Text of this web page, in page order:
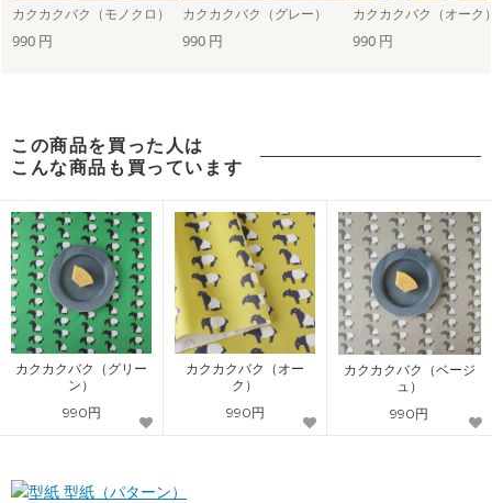
カクカクバク（モノクロ） カクカクバク（グレー） カクカクバク（オーク
990 円 990 円 990 円
この商品を買った人は
こんな商品も買っています
カクカクバク（グリー
ン）
990円
カクカクバク（オー
ク）
990円
カクカクバク（ベージ
ュ）
990円
型紙（パターン）